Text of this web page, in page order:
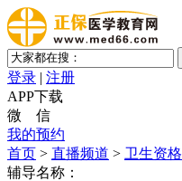
登录 | 注册
APP下载
微 信
我的预约
首页 > 直播频道 > 卫生资格
辅导名称：